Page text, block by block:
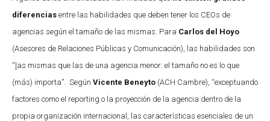
diferencias entre las habilidades que deben tener los CEOs de
agencias según el tamaño de las mismas. Para Carlos del Hoyo
(Asesores de Relaciones Públicas y Comunicación), las habilidades son
“las mismas que las de una agencia menor: el tamaño no es lo que
(más) importa”. Según Vicente Beneyto (ACH Cambre), “exceptuando
factores como el reporting o la proyección de la agencia dentro de la
propia organización internacional, las características esenciales de un